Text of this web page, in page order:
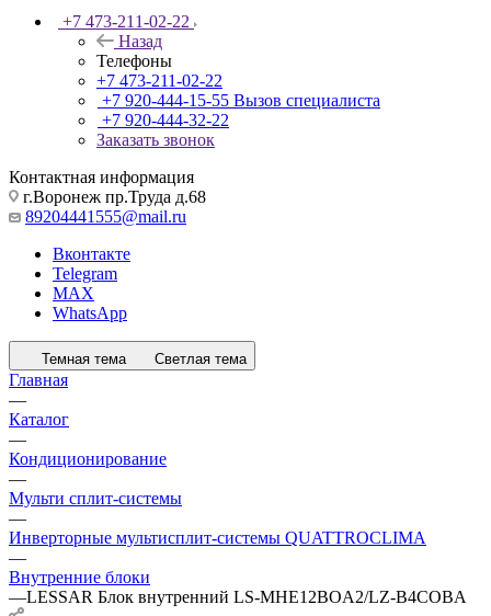
+7 473-211-02-22
Назад
Телефоны
+7 473-211-02-22
+7 920-444-15-55 Вызов специалиста
+7 920-444-32-22
Заказать звонок
Контактная информация
г.Воронеж пр.Труда д.68
89204441555@mail.ru
Вконтакте
Telegram
MAX
WhatsApp
Темная тема Светлая тема
Главная
—
Каталог
—
Кондиционирование
—
Мульти сплит-системы
—
Инверторные мультисплит-системы QUATTROCLIMA
—
Внутренние блоки
—LESSAR Блок внутренний LS-MHE12BOA2/LZ-B4COBA